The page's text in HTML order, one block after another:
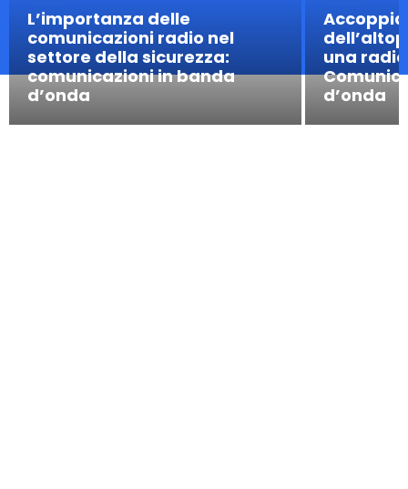
L’importanza delle
comunicazioni radio nel
settore della sicurezza:
comunicazioni in banda
d’onda
una
d’onda